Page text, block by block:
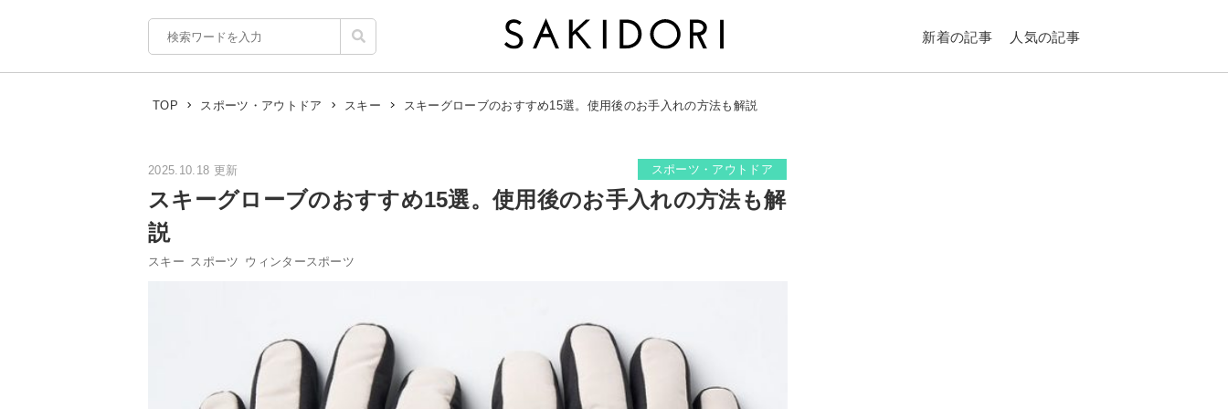
新着の記事 人気の記事
TOP スポーツ・アウトドア スキー スキーグローブのおすすめ15選。使用後のお手入れの方法も解説
2025.10.18 更新 スポーツ・アウトドア
スキーグローブのおすすめ15選。使用後のお手入れの方法も解
説
スキー スポーツ ウィンタースポーツ